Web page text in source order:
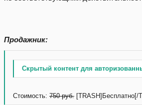
Продажник:
Скрытый контент для
Стоимость: 750 руб. [TRASH]Бесплатно[/